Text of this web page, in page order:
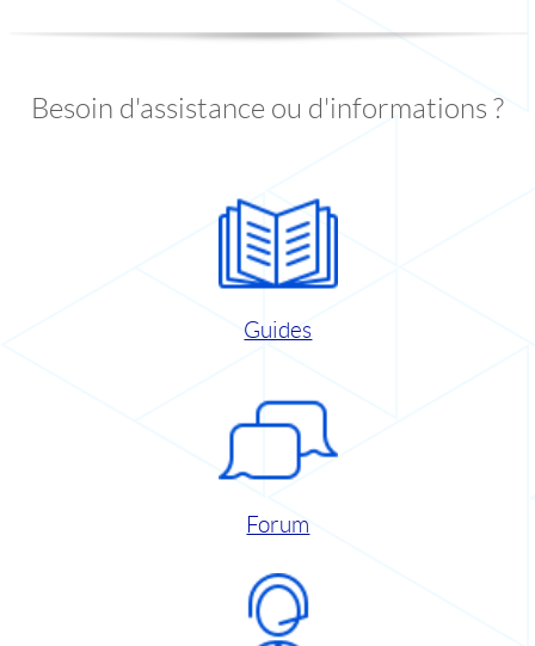
Besoin d'assistance ou d'informations ?
Guides
Forum